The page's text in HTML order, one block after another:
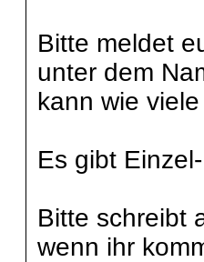
Bitte meldet
unter dem
kann wie
Es gibt
Bitte schreibt
wenn ihr